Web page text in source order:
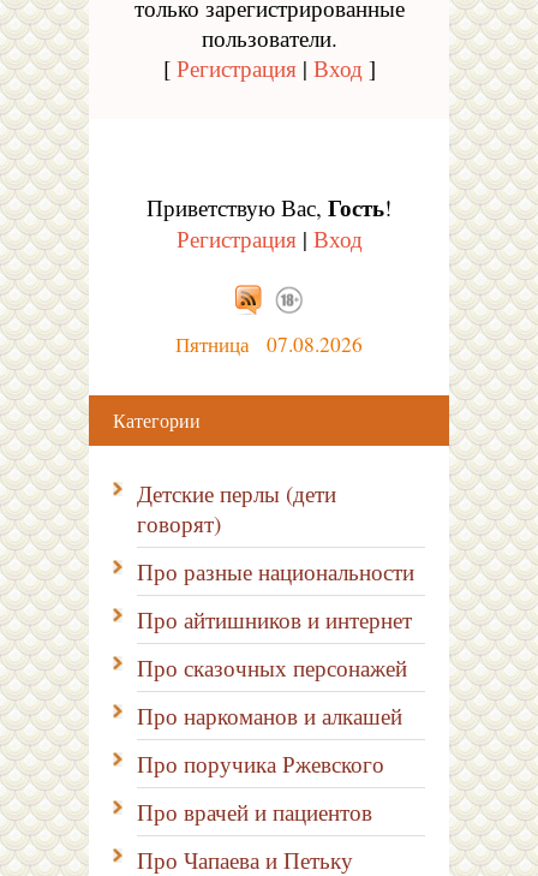
только зарегистрированные
пользователи.
[ Регистрация| Вход ]
Приветствую Вас, Гость!
Регистрация| Вход
Пятница 07.08.2026
Категории
Детские перлы (дети
говорят)
Про разные национальности
Про айтишников и интернет
Про сказочных персонажей
Про наркоманов и алкашей
Про поручика Ржевского
Про врачей и пациентов
Про Чапаева и Петьку